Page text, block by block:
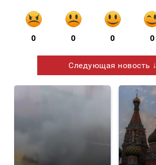
0 0 0 0
Следующая новость ↓